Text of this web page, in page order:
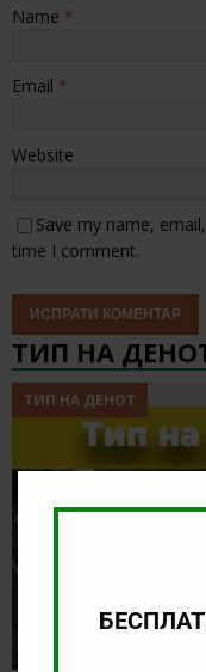
Name *
Email *
Website
Save my name,
time I comment.
ТИП НА
ТИП НА ДЕНОТ